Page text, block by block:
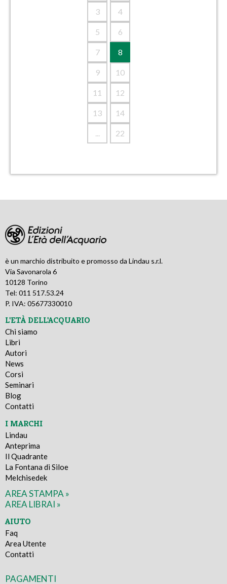
3 4
5 6
7 8
9 10
11 12
13 14
... 22
è un marchio distribuito e promosso da Lindau s.r.l.
Via Savonarola 6
10128 Torino
Tel: 011 517.53.24
P. IVA: 05677330010
L'ETÀ DELL'ACQUARIO
Chi siamo
Libri
Autori
News
Corsi
Seminari
Blog
Contatti
I MARCHI
Lindau
Anteprima
Il Quadrante
La Fontana di Siloe
Melchisedek
AREA STAMPA »
AREA LIBRAI »
AIUTO
Faq
Area Utente
Contatti
PAGAMENTI